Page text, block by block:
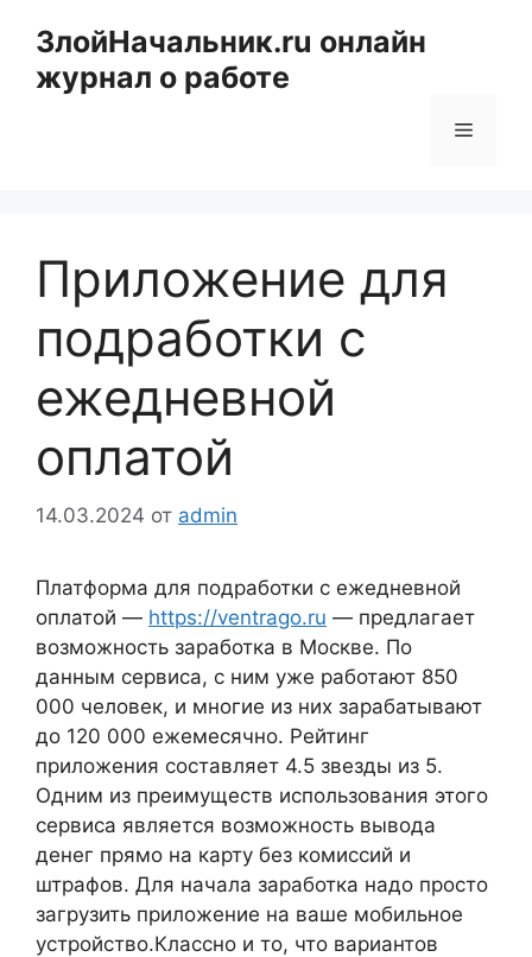
содержимому
ЗлойНачальник.ru онлайн
журнал о работе
Меню
Приложение для
подработки с
ежедневной
оплатой
14.03.2024 от admin
Платформа для подработки с ежедневной
оплатой — https://ventrago.ru — предлагает
возможность заработка в Москве. По
данным сервиса, с ним уже работают 850
000 человек, и многие из них зарабатывают
до 120 000 ежемесячно. Рейтинг
приложения составляет 4.5 звезды из 5.
Одним из преимуществ использования этого
сервиса является возможность вывода
денег прямо на карту без комиссий и
штрафов. Для начала заработка надо просто
загрузить приложение на ваше мобильное
устройство.Классно и то, что вариантов